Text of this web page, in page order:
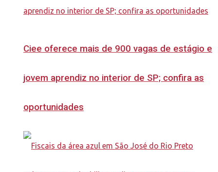
Ciee oferece mais de 900 vagas de estágio e
jovem aprendiz no interior de SP; confira as
oportunidades